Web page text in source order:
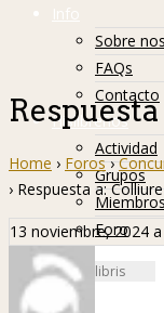
Info
Sobre
FAQs
Contacto
Hislibreños
Actividad
Grupos
Miembros
Foro
Home › Foros ›
› Respuesta a:
13 noviembre, 2024 a